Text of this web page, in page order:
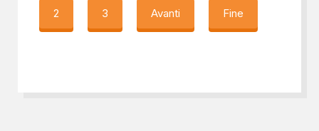
2 3 Avanti Fine